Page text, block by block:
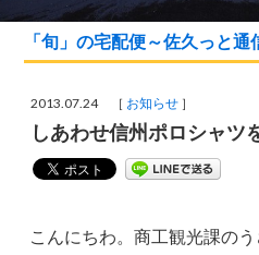
「旬」の宅配便～佐久っと通
2013.07.24 ［ お知らせ ］
しあわせ信州ポロシャツ
こんにちわ。商工観光課のう